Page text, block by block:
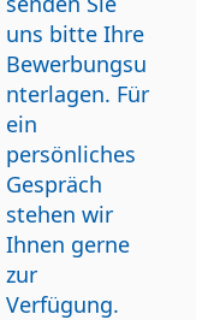
uns bitte Ihre
Bewerbungsu
nterlagen. Für
ein
persönliches
Gespräch
stehen wir
Ihnen gerne
zur
Verfügung.